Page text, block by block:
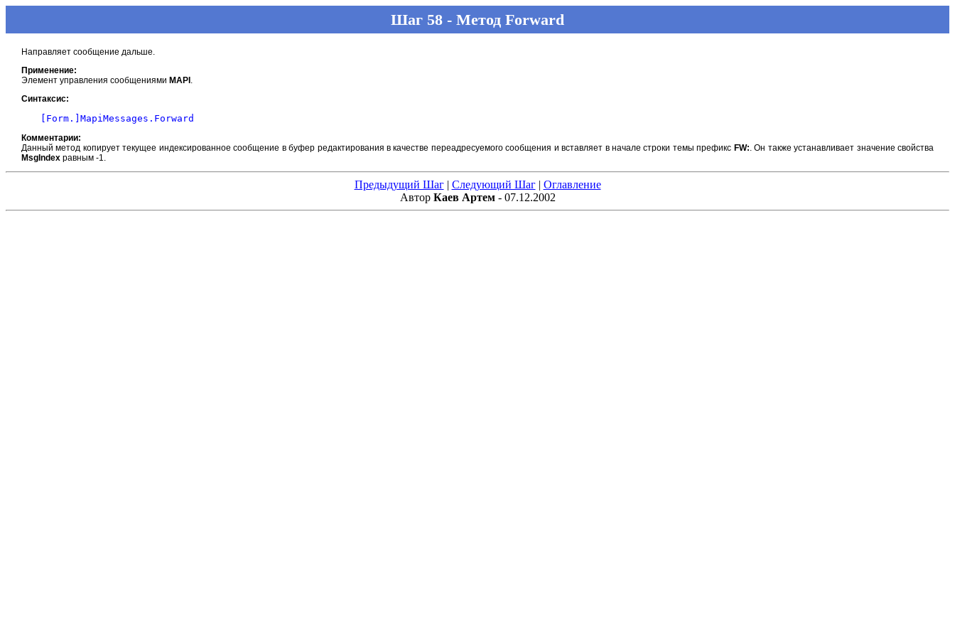
Шаг 58 - Метод Forward
Направляет сообщение дальше.
Применение:
Элемент управления сообщениями MAPI
Синтаксис:
Комментарии:
Данный метод копирует текущее индексированное сообщение в буфер редактирования в качестве переадресуемого сообщения и вставляет в начале строки темы префикс FW: . Он также устанавливает значение свойства
MsgIndex равным -1.
Предыдущий Шаг| Следующий Шаг| Оглавление
Автор Каев Артем- 07.12.2002